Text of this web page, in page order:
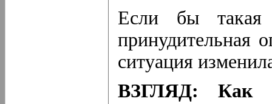
Если бы такая
принудительная
ситуация
ВЗГЛЯД: Как